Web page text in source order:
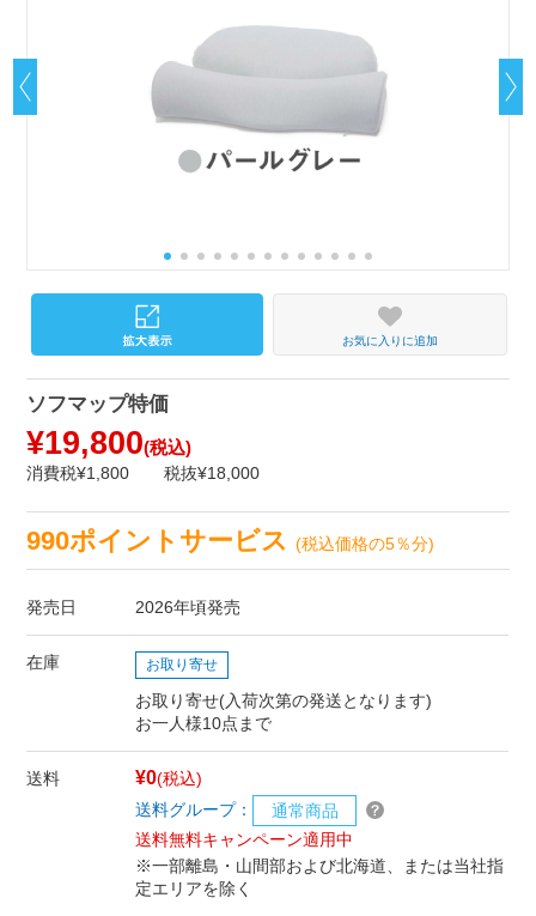
お気に入りに追加
ソフマップ特価
¥19,800(税込)
消費税¥1,800 税抜¥18,000
990ポイントサービス(税込価格の5％分)
発売日 2026年頃発売
在庫 お取り寄せ
お取り寄せ(入荷次第の発送となります)
お一人様10点まで
送料 ¥0(税込)
送料グループ：
通常商品
送料無料キャンペーン適用中
※一部離島・山間部および北海道、または当社指
定エリアを除く